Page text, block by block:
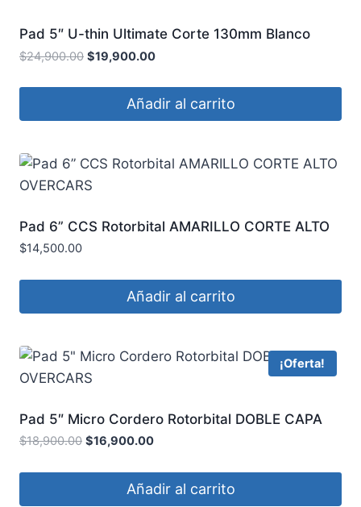
Pad 5″ U-thin Ultimate Corte 130mm Blanco
ROYAL PADS
$24,900.00 $19,900.00
Añadir al carrito
Pad 6” CCS Rotorbital AMARILLO CORTE ALTO
OVERCARS
$14,500.00
Añadir al carrito
¡Oferta!
Pad 5″ Micro Cordero Rotorbital DOBLE CAPA
OVERCARS
$18,900.00 $16,900.00
Añadir al carrito